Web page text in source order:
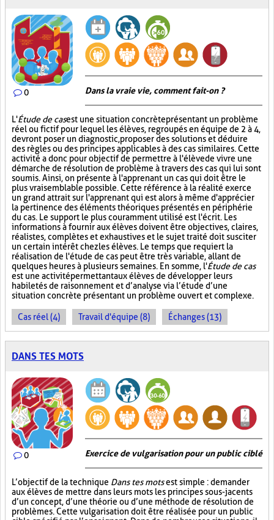
0 Dans la vraie vie, comment fait-on ?
L'Étude de casest une situation concrète présentant un problème
réel ou fictif pour lequel les élèves, regroupés en équipe de 2 à 4,
devront poser un diagnostic, proposer des solutions et déduire
des règles ou des principes applicables à des cas similaires. Cette
activité a donc pour objectif de permettre à l'élève de vivre une
démarche de résolution de problème à travers des cas qui lui sont
soumis. Ainsi, on présente à l'apprenant un cas qui doit être le
plus vraisemblable possible. Cette référence à la réalité exerce
un grand attrait sur l'apprenant qui est alors à même d'apprécier
la pertinence des éléments théoriques présentés en périphérie
du cas. Le support le plus couramment utilisé est l'écrit. Les
informations à fournir aux élèves doivent être objectives, claires,
réalistes, complètes et exhaustives et le sujet traité doit susciter
un certain intérêt chez les élèves. Le temps que requiert la
réalisation de l'étude de cas peut être très variable, allant de
quelques heures à plusieurs semaines. En somme, l'Étude de cas
est une activité permettant aux élèves de développer leurs
habiletés de raisonnement et d’analyse via l’étude d’une
situation concrète présentant un problème ouvert et complexe.
Cas réel (4) Travail d'équipe (8) Échanges (13)
DANS TES MOTS
0 Exercice de vulgarisation pour un public ciblé
L’objectif de la technique Dans tes motsest simple : demander
aux élèves de mettre dans leurs mots les principes sous-jacents
d’un concept, d’une théorie ou d’une méthode de résolution de
problèmes. Cette vulgarisation doit être réalisée pour un public